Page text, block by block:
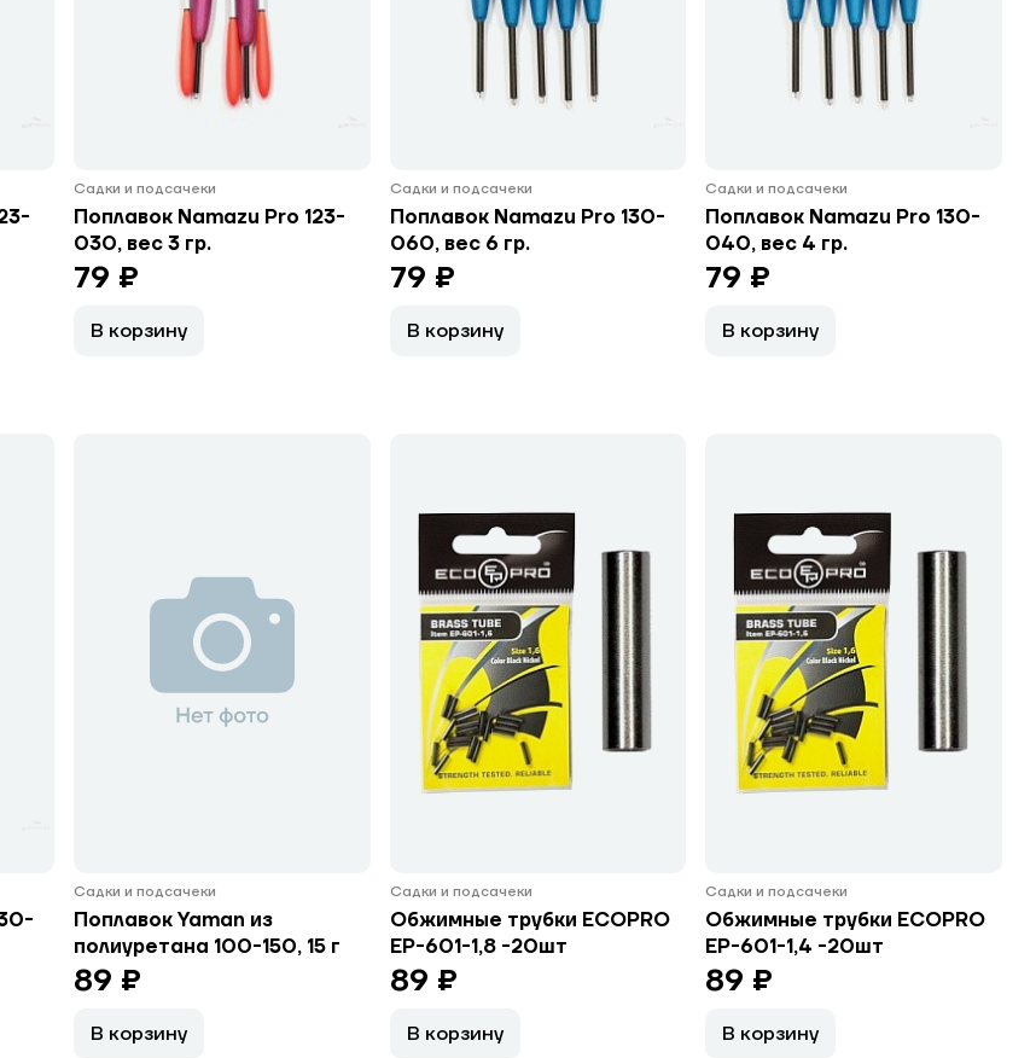
Садки и подсачеки
Поплавок Namazu Pro 123-
030, вес 3 гр.
79 ₽
В корзину
Садки и подсачеки
Поплавок Namazu Pro 130-
060, вес 6 гр.
79 ₽
В корзину
Садки и подсачеки
Поплавок Namazu Pro 130-
040, вес 4 гр.
79 ₽
В корзину
Садки и подсачеки
Поплавок Yaman из
полиуретана 100-150, 15 г
89 ₽
В корзину
Садки и подсачеки
Обжимные трубки ECOPRO
EP-601-1,8 -20шт
89 ₽
В корзину
Садки и подсачеки
Обжимные трубки ECOPRO
EP-601-1,4 -20шт
89 ₽
В корзину